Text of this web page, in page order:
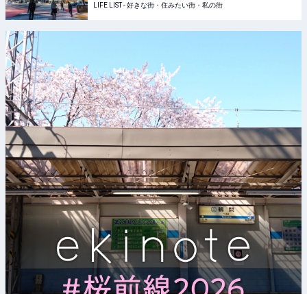
LIFE LIST - 好きな街・住みたい街・私の街